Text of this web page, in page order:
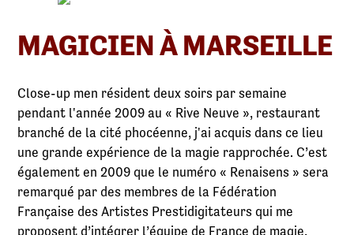
MAGICIEN À MARSEILLE
Close-up men résident deux soirs par semaine
pendant l'année 2009 au « Rive Neuve », restaurant
branché de la cité phocéenne, j'ai acquis dans ce lieu
une grande expérience de la magie rapprochée. C’est
également en 2009 que le numéro « Renaisens » sera
remarqué par des membres de la Fédération
Française des Artistes Prestidigitateurs qui me
proposent d’intégrer l’équipe de France de magie,